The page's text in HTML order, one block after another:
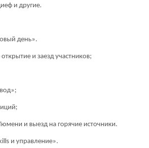
и другие.
день».
и заезд участников;
и выезд на горячие источники.
и управление».